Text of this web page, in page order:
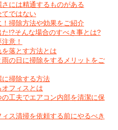
には精通するものがある
てではない
掃除方法や効果をご紹介
!?そんな場合のすべき事とは?
意！
落とす方法とは
の日に掃除をするメリットをご
掃除する方法
フィスとは
の工夫でエアコン内部を清潔に保
ィス清掃を依頼する前にやるべき